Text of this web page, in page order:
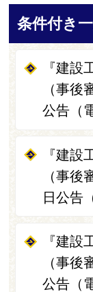
条件付き
『建
（事後
公告（
『建
（事
日公告
『建
（事後
公告（